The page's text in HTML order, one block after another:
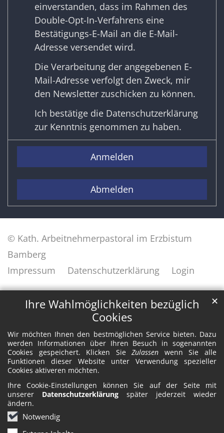
Ihre Wahlmöglichkeiten bezüglich
Cookies
Wir möchten Ihnen den bestmöglichen Service bieten. Dazu
werden Informationen über Ihren Besuch in sogenannten
Cookies gespeichert. Klicken SieZulassen wenn Sie alle
Funktionen dieser Website unter Verwendung spezieller
Cookies aktiveren möchten.
Ihre Cookie-Einstellungen können Sie auf der Seite mit
unserer Datenschutzerklärung später jederzeit wieder
ändern.
Notwendig
✕
einverstanden, dass im Rahmen des
Double-Opt-In-Verfahrens eine
Bestätigungs-E-Mail an die E-Mail-
Adresse versendet wird.
Die Verarbeitung der angegebenen E-
Mail-Adresse verfolgt den Zweck, mir
den Newsletter zuschicken zu können.
Ich bestätige die Datenschutzerklärung
zur Kenntnis genommen zu haben.
Anmelden
Abmelden
© Kath. Arbeitnehmerpastoral im Erzbistum
Bamberg
Impressum
Datenschutzerklärung Login